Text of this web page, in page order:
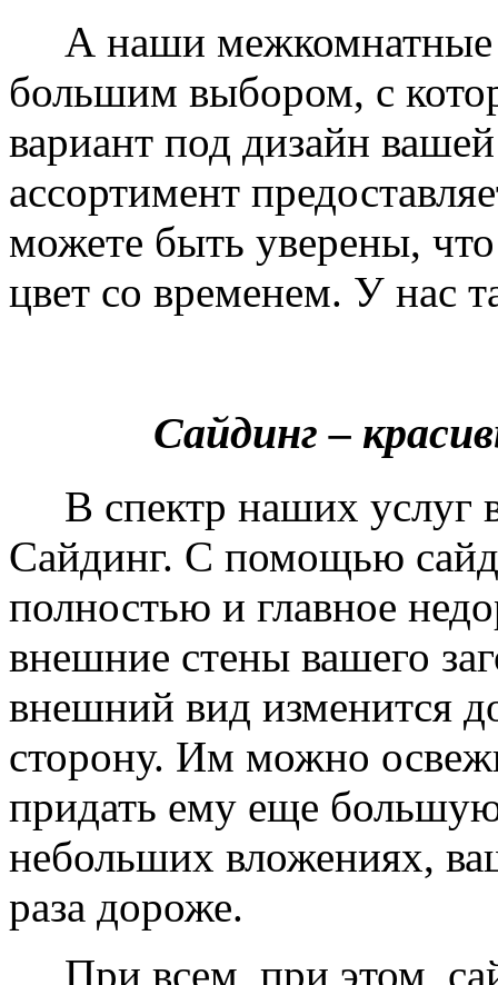
А наши межкомнатные
большим выбором, с
вариант под дизайн
ассортимент
можете быть уверены,
цвет со временем. У нас
Сайдинг –
В спектр наших услуг
Сайдинг. С помощью
полностью и главное
внешние стены вашего
внешний вид изменится
сторону. Им можно
придать ему еще
небольших вложениях,
раза дороже.
При всем, при этом,